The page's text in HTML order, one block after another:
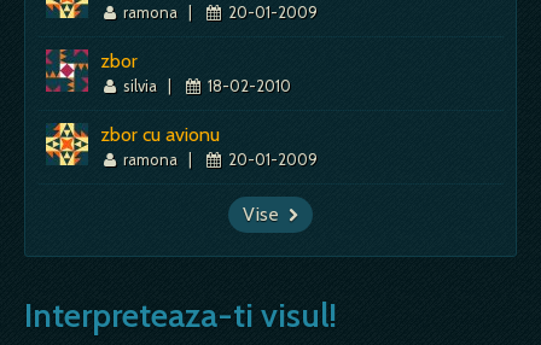
ramona | 20-01-2009
zbor
silvia | 18-02-2010
zbor cu avionu
ramona | 20-01-2009
Vise
Interpreteaza-ti visul!